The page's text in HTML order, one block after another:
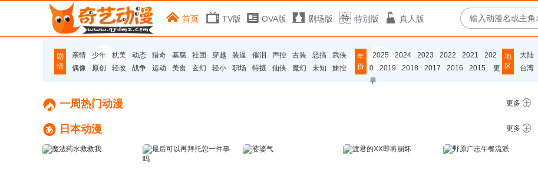
剧
情
亲情 少年 枕美 动态 猎奇 基腐 社团 穿越 装逼 催泪 声控 古装 恶搞
武侠
偶像
原创 轻改 战争 运动 美食 玄幻 轻小 职场 特摄 仙侠 魔幻 未知 妹控
年
份
2025 2024 2023 2022 2021
202
0
2019 2018 2017 2016 2015
更
早
地
区
大陆
台湾
首页 TV版 OVA版 剧场版 特别版 真人版
更多 
 一周热门动漫
更多 
 日本动漫